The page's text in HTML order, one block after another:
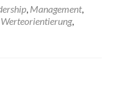
, Management,
Werteorientierung,